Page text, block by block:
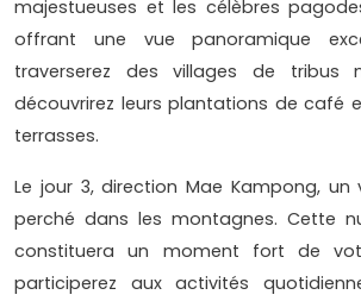
majestueuses et les célèbres
offrant une vue panoramique
traverserez des villages de tribus
découvrirez leurs plantations de café
terrasses.
Le jour 3, direction Mae Kampong, un
perché dans les montagnes. Cette
constituera un moment fort de
participerez aux activités